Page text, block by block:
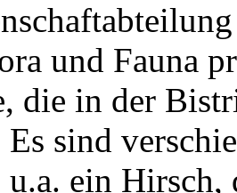
und Fauna
die in der
Es sind
u.a. ein